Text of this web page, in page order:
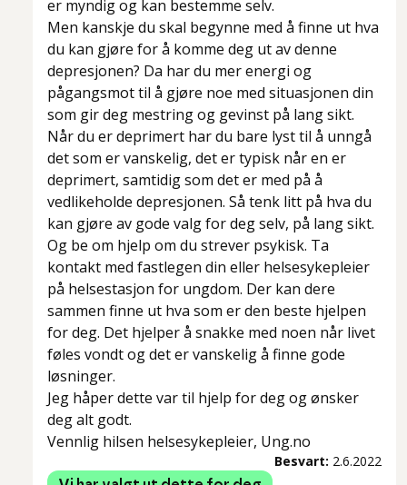
er myndig og kan bestemme selv.
Men kanskje du skal begynne med å finne ut hva
du kan gjøre for å komme deg ut av denne
depresjonen? Da har du mer energi og
pågangsmot til å gjøre noe med situasjonen din
som gir deg mestring og gevinst på lang sikt.
Når du er deprimert har du bare lyst til å unngå
det som er vanskelig, det er typisk når en er
deprimert, samtidig som det er med på å
vedlikeholde depresjonen. Så tenk litt på hva du
kan gjøre av gode valg for deg selv, på lang sikt.
Og be om hjelp om du strever psykisk. Ta
kontakt med fastlegen din eller helsesykepleier
på helsestasjon for ungdom. Der kan dere
sammen finne ut hva som er den beste hjelpen
for deg. Det hjelper å snakke med noen når livet
føles vondt og det er vanskelig å finne gode
løsninger.
Jeg håper dette var til hjelp for deg og ønsker
deg alt godt.
Vennlig hilsen helsesykepleier, Ung.no
Besvart: 2.6.2022